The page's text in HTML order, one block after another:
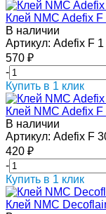
Клей NMC Adefix
В наличии
Артикул: Adefix F 1
570 ₽
-
Купить в 1 клик
Клей NMC Adefix
В наличии
Артикул: Adefix F
420 ₽
-
Купить в 1 клик
Клей NMC